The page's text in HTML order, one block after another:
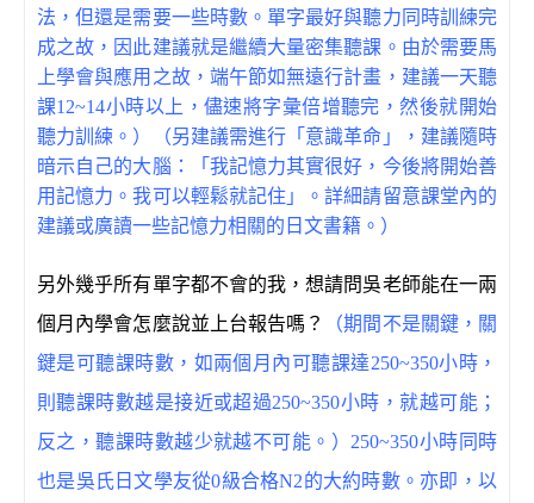
法，但還是需要一些時數。單字最好與聽力同時訓練完
成之故，因此建議就是繼續大量密集聽課。由於需要馬
上學會與應用之故，端午節如無遠行計畫，建議一天聽
課12~14小時以上，儘速將字彙倍增聽完，然後就開始
聽力訓練。）（另建議需進行「意識革命」，建議隨時
暗示自己的大腦：「我記憶力其實很好，今後將開始善
用記憶力。我可以輕鬆就記住」。詳細請留意課堂內的
建議或廣讀一些記憶力相關的 日文書籍。）
另外幾乎所有單字都不會的我，想請問吳老師能在一兩
個月內學會怎麼說並上台報告嗎？
（期間不是關鍵，關
鍵是可聽課時數，如兩個月內可聽課達250~350小時，
則聽課時數越是接近或超過250~350小時，就越可能；
反之，聽課時數越少就越不可能。）250~350小時同時
也是吳氏日文學友從0級合格N2的大約時數。亦即，以